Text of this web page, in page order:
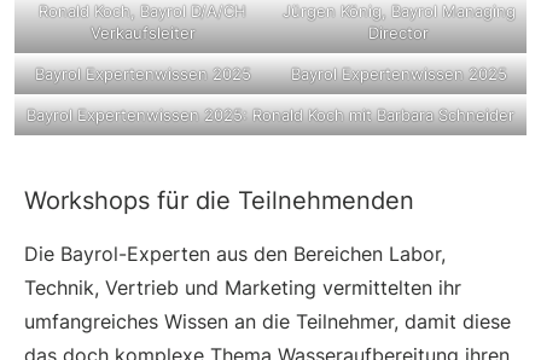
Ronald Koch, Bayrol D/A/CH
Verkaufsleiter
Jürgen König, Bayrol Managing
Director
Bayrol Expertenwissen 2025 Bayrol Expertenwissen 2025
Bayrol Expertenwissen 2025: Ronald Koch mit Barbara Schneider
Workshops für die Teilnehmenden
Die Bayrol-Experten aus den Bereichen Labor,
Technik, Vertrieb und Marketing vermittelten ihr
umfangreiches Wissen an die Teilnehmer, damit diese